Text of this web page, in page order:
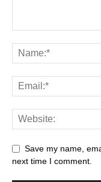
Save my name,
next time I comment.